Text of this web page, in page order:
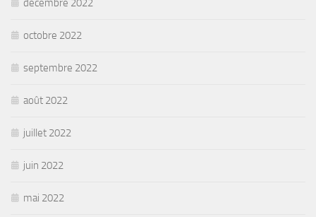
décembre 2022
octobre 2022
septembre 2022
août 2022
juillet 2022
juin 2022
mai 2022